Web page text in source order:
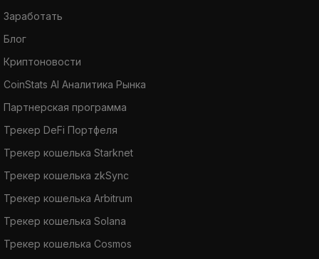
Заработать
Блог
Криптоновости
CoinStats AI Аналитика Рынка
Партнерская программа
Трекер DeFi Портфеля
Трекер кошелька Starknet
Трекер кошелька zkSync
Трекер кошелька Arbitrum
Трекер кошелька Solana
Трекер кошелька Cosmos